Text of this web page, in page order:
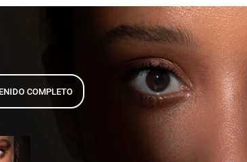
COMPLETO